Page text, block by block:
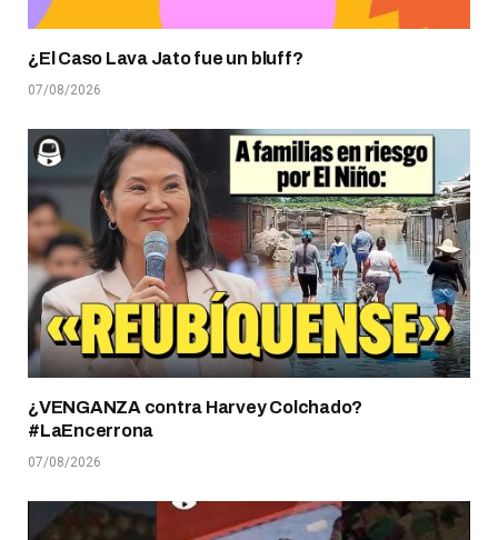
¿El Caso Lava Jato fue un bluff?
07/08/2026
¿VENGANZA contra Harvey Colchado?
#LaEncerrona
07/08/2026